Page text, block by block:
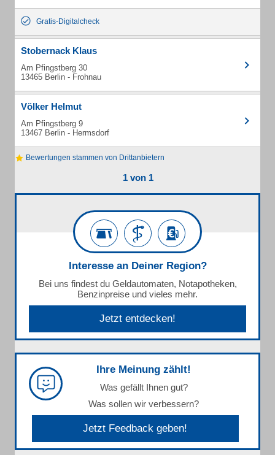
Gratis-Digitalcheck
Stobernack Klaus
Am Pfingstberg 30
13465 Berlin - Frohnau
Völker Helmut
Am Pfingstberg 9
13467 Berlin - Hermsdorf
Bewertungen stammen von Drittanbietern
1 von 1
Interesse an Deiner Region?
Bei uns findest du Geldautomaten, Notapotheken,
Benzinpreise und vieles mehr.
Jetzt entdecken!
Ihre Meinung zählt!
Was gefällt Ihnen gut?
Was sollen wir verbessern?
Jetzt Feedback geben!